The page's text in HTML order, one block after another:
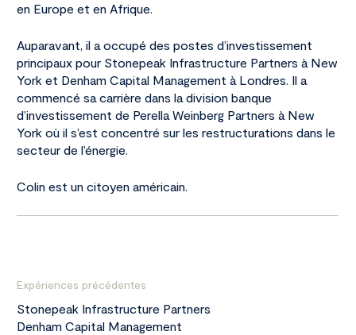
en Europe et en Afrique.
Auparavant, il a occupé des postes d’investissement
principaux pour Stonepeak Infrastructure Partners à New
York et Denham Capital Management à Londres. Il a
commencé sa carrière dans la division banque
d’investissement de Perella Weinberg Partners à New
York où il s’est concentré sur les restructurations dans le
secteur de l’énergie.
Colin est un citoyen américain.
Expériences précédentes
Stonepeak Infrastructure Partners
Denham Capital Management